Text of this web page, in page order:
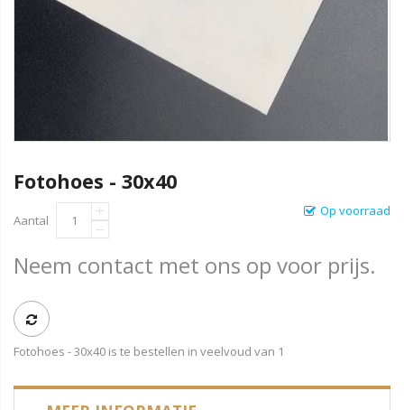
Fotohoes - 30x40
Op voorraad
Aantal
Neem contact met ons op voor prijs.
Fotohoes - 30x40 is te bestellen in veelvoud van 1